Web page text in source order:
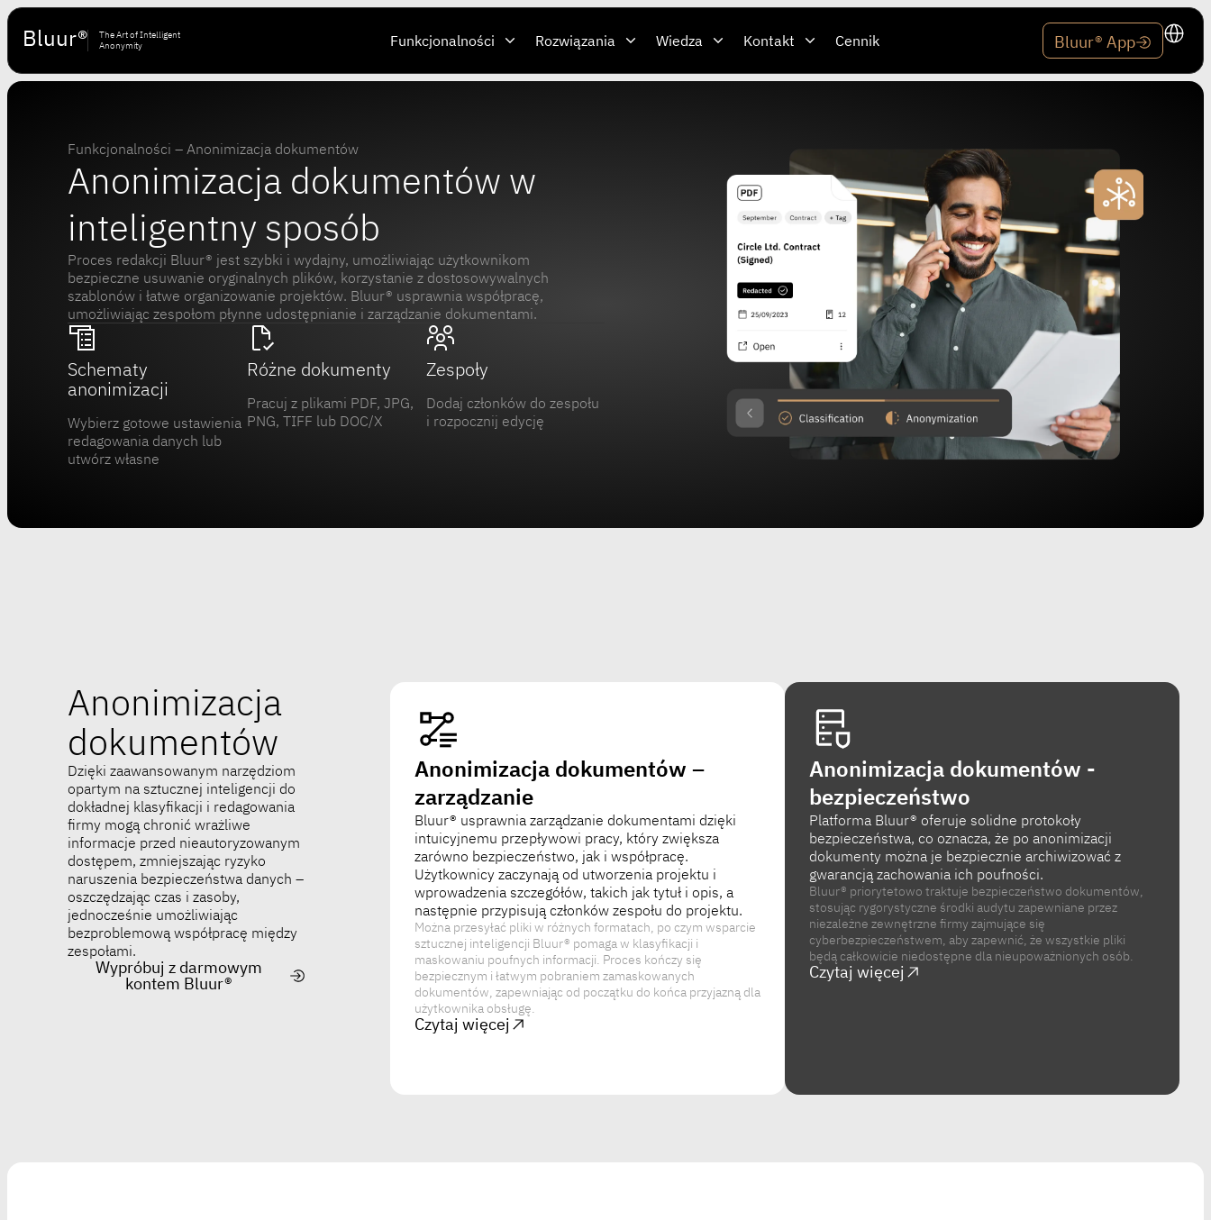
Bluur®
The Art of Intelligent
Anonymity
Funkcjonalności Rozwiązania Wiedza Kontakt Cennik Bluur® App
Funkcjonalności – Anonimizacja dokumentów
Anonimizacja dokumentów w
inteligentny sposób
Proces redakcji Bluur® jest szybki i wydajny, umożliwiając użytkownikom
bezpieczne usuwanie oryginalnych plików, korzystanie z dostosowywalnych
szablonów i łatwe organizowanie projektów. Bluur® usprawnia współpracę,
umożliwiając zespołom płynne udostępnianie i zarządzanie dokumentami.
Schematy
anonimizacji
Wybierz gotowe ustawienia
redagowania danych lub
utwórz własne
Różne dokumenty
Pracuj z plikami PDF, JPG,
PNG, TIFF lub DOC/X
Zespoły
Dodaj członków do zespołu
i rozpocznij edycję
Anonimizacja
dokumentów
Dzięki zaawansowanym narzędziom
opartym na sztucznej inteligencji do
dokładnej klasyfikacji i redagowania
firmy mogą chronić wrażliwe
informacje przed nieautoryzowanym
dostępem, zmniejszając ryzyko
naruszenia bezpieczeństwa danych –
oszczędzając czas i zasoby,
jednocześnie umożliwiając
bezproblemową współpracę między
zespołami.
Wypróbuj z darmowym
kontem Bluur®
Anonimizacja dokumentów –
zarządzanie
Bluur® usprawnia zarządzanie dokumentami dzięki
intuicyjnemu przepływowi pracy, który zwiększa
zarówno bezpieczeństwo, jak i współpracę.
Użytkownicy zaczynają od utworzenia projektu i
wprowadzenia szczegółów, takich jak tytuł i opis, a
następnie przypisują członków zespołu do projektu.
Można przesyłać pliki w różnych formatach, po czym wsparcie
sztucznej inteligencji Bluur® pomaga w klasyfikacji i
maskowaniu poufnych informacji. Proces kończy się
bezpiecznym i łatwym pobraniem zamaskowanych
dokumentów, zapewniając od początku do końca przyjazną dla
użytkownika obsługę.
Czytaj więcej
Anonimizacja dokumentów -
bezpieczeństwo
Platforma Bluur® oferuje solidne protokoły
bezpieczeństwa, co oznacza, że ​​po anonimizacji
dokumenty można je bezpiecznie archiwizować z
gwarancją zachowania ich poufności.
Bluur® priorytetowo traktuje bezpieczeństwo dokumentów,
stosując rygorystyczne środki audytu zapewniane przez
niezależne zewnętrzne firmy zajmujące się
cyberbezpieczeństwem, aby zapewnić, że wszystkie pliki
będą całkowicie niedostępne dla nieupoważnionych osób.
Czytaj więcej